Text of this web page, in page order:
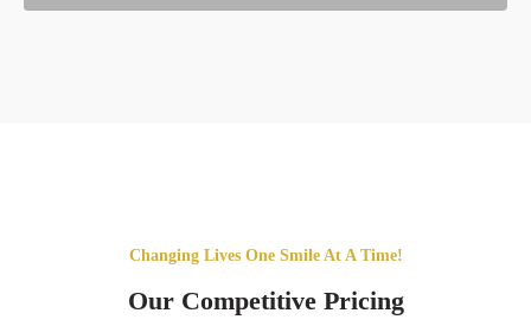
Changing Lives One Smile At A Time!
Our Competitive Pricing